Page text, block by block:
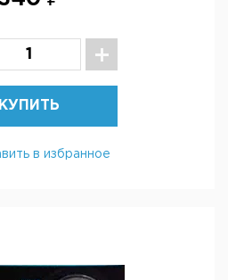
КУПИТЬ
в избранное